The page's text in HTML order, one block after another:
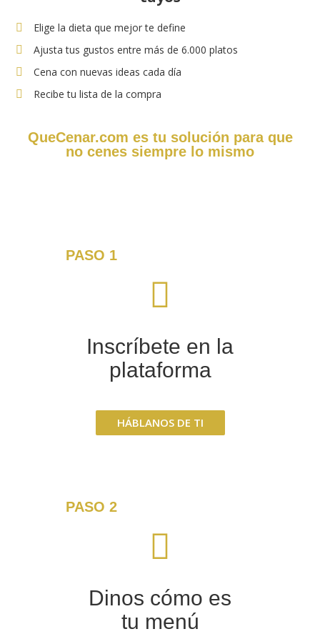
Elige la dieta que mejor te define
Ajusta tus gustos entre más de 6.000 platos
Cena con nuevas ideas cada día
Recibe tu lista de la compra
QueCenar.com es tu solución para que
no cenes siempre lo mismo
PASO 1
Inscríbete en la
plataforma
HÁBLANOS DE TI
PASO 2
Dinos cómo es
tu menú